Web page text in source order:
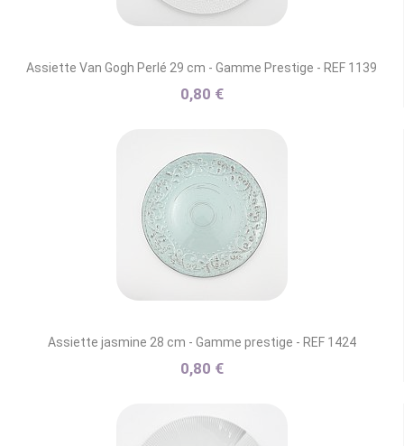
Assiette Van Gogh Perlé 29 cm - Gamme Prestige - REF 1139
0,80 €
Assiette jasmine 28 cm - Gamme prestige - REF 1424
0,80 €